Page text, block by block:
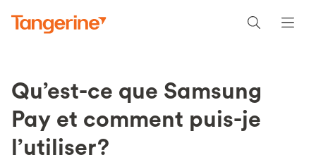
Qu’est-ce que Samsung
Pay et comment puis-je
l’utiliser?